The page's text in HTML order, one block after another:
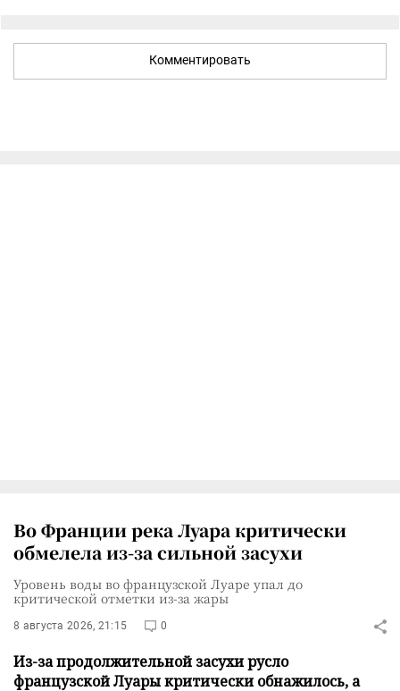
Комментировать
Во Франции река Луара критически
обмелела из-за сильной засухи
Уровень воды во французской Луаре упал до
критической отметки из-за жары
8 августа 2026, 21:15 0
Из-за продолжительной засухи русло
французской Луары критически обнажилось, а